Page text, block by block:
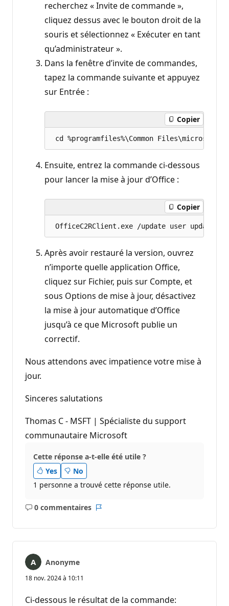
recherchez « Invite de commande »,
cliquez dessus avec le bouton droit de la
souris et sélectionnez « Exécuter en tant
qu’administrateur ».
Dans la fenêtre d’invite de commandes,
tapez la commande suivante et appuyez
sur Entrée :
Copier
Ensuite, entrez la commande ci-dessous
pour lancer la mise à jour d’Office :
Copier
Après avoir restauré la version, ouvrez
n’importe quelle application Office,
cliquez sur Fichier, puis sur Compte, et
sous Options de mise à jour, désactivez
la mise à jour automatique d’Office
jusqu’à ce que Microsoft publie un
correctif.
Nous attendons avec impatience votre mise à
jour.
Sinceres salutations
Thomas C - MSFT | Spécialiste du support
communautaire Microsoft
Cette réponse a-t-elle été utile ?
Yes
No
1 personne a trouvé cette réponse utile.
0 commentaires
Aucun
Anonyme
18 nov. 2024 à 10:11
Ci-dessous le résultat de la commande: